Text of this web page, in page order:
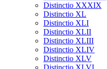
Distinctio XXXIX
Distinctio XL
Distinctio XLI
Distinctio XLII
Distinctio XLIII
Distinctio XLIV
Distinctio XLV
Distinctio XLVI